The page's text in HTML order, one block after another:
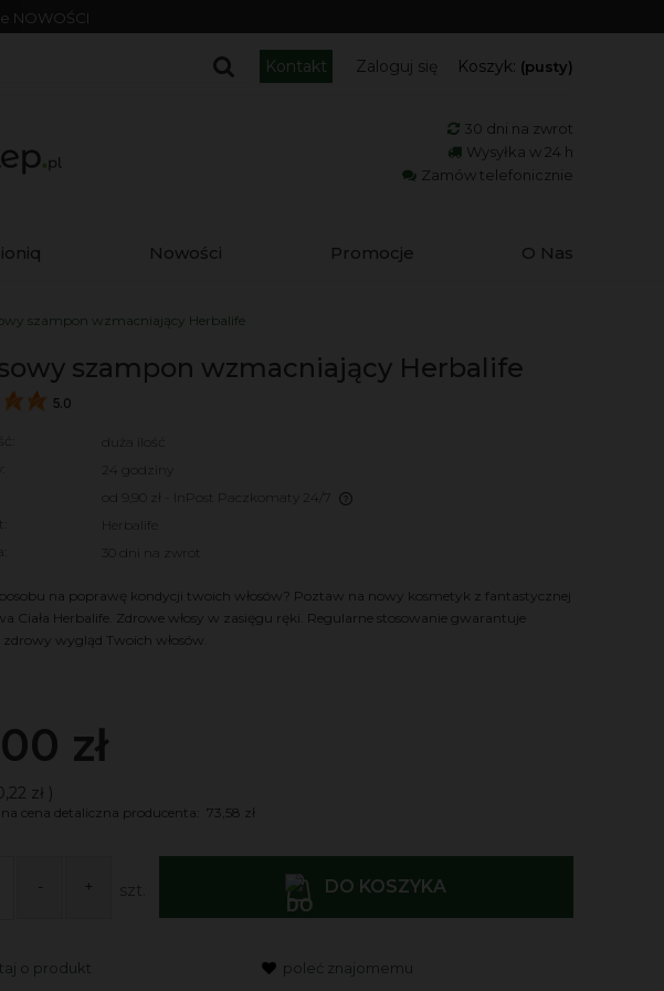
NOWOŚCI
Koszyk: (pusty)
Kontakt Zaloguj się
30 dni na zwrot
Wysyłka w 24 h
Zamów telefonicznie
Nowości Promocje O Nas
szampon wzmacniający Herbalife
szampon wzmacniający Herbalife
5.0
duża ilość
24 godziny
od 9,90 zł - InPost Paczkomaty 24/7
Cena nie zawiera ewentualnych
Herbalife
30 dni na zwrot
na poprawę kondycji twoich włosów? Poztaw na nowy kosmetyk z fantastycznej
Ciała Herbalife. Zdrowe włosy w zasięgu ręki. Regularne stosowanie gwarantuje
zdrowy wygląd Twoich włosów.
zł
zł )
cena detaliczna producenta: 73,58 zł
- + DO KOSZYKA
o produkt poleć znajomemu